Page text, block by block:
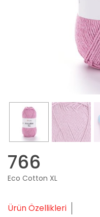
766
Eco Cotton XL
Ürün Özellikleri